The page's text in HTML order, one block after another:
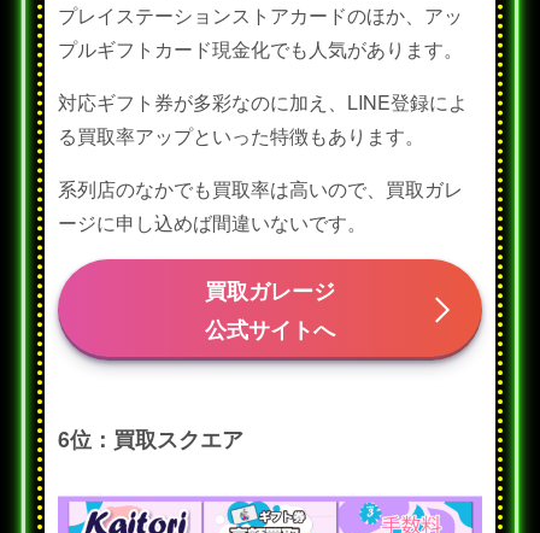
プレイステーションストアカードのほか、アッ
プルギフトカード現金化でも人気があります。
対応ギフト券が多彩なのに加え、LINE登録によ
る買取率アップといった特徴もあります。
系列店のなかでも買取率は高いので、買取ガレ
ージに申し込めば間違いないです。
買取ガレージ
公式サイトへ
6位：買取スクエア